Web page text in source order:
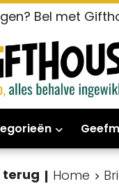
Bel met
terug | Home